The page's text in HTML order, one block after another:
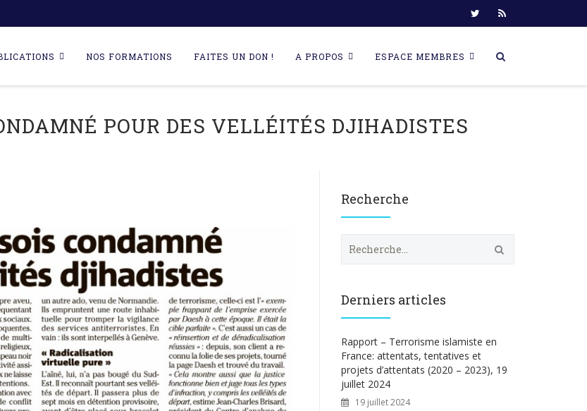
NOS FORMATIONS FAITES UN DON ! A PROPOS ESPACE MEMBRES
POUR DES VELLÉITÉS DJIHADISTES
Recherche
e
h
e
r
:
Derniers articles
Rapport – Terrorisme islamiste en
France: attentats, tentatives et
projets d’attentats (2020 – 2023), 19
juillet 2024
19 juillet 2024